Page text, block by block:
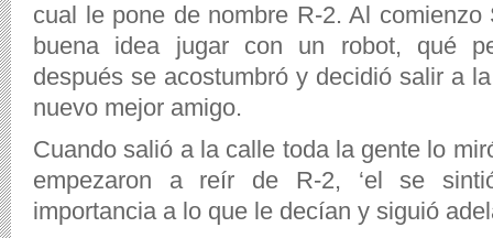
cual le pone de nombre R-2. Al
buena idea jugar con un robot, qué
después se acostumbró y decidió salir a
nuevo mejor amigo.
Cuando salió a la calle toda la gente lo
empezaron a reír de R-2, ‘el se
importancia a lo que le decían y siguió